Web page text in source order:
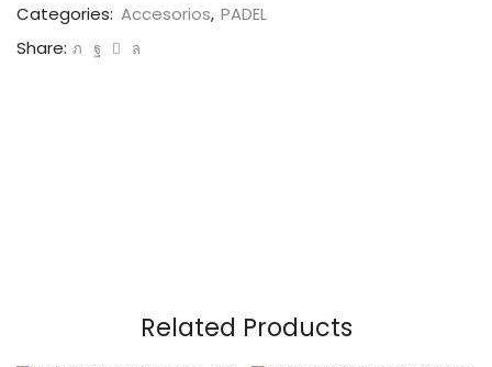
Categories: Accesorios, PADEL
Share:
Related Products